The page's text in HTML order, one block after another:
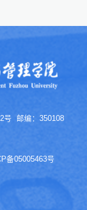
号 邮编：350108
备05005463号